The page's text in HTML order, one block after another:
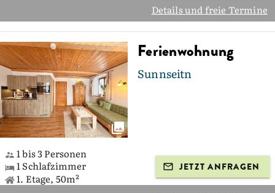
Details und freie Termine
Ferienwohnung
Sunnseitn
1 bis 3 Personen
1 Schlafzimmer
1. Etage, 50m²
JETZT ANFRAGEN